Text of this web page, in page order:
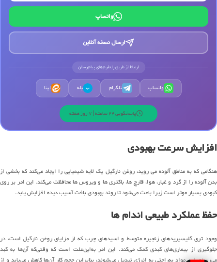
واتساپ
ارسال نسخه آنلاین
ارتباط از طریق پلتفرم‌های پیام‌رسان
واتساپ تلگرام ب بله ایتا
پاسخگویی 24 ساعته | 7 روز هفته
افزایش سرعت بهبودی
هنگامی که به مناطق آلوده می روید، روغن نارگیل یک لایه شیمیایی را ایجاد می‌کند که بخشی از
بدن آلوده را از گرد و غبار، هوا، قارچ ها، باکتری ها و ویروس ها محافظت می‌کند. این امر بر روی
کبودی بسیار موثر است زیرا باعث می‌شود تا روند بهبودی بافت آسیب دیده افزایش یابد.
حفظ عملکرد طبیعی اندام ها
وجود تری گلیسیریدهای زنجیره متوسط و اسیدهای چرب که از مزایای روغن نارگیل است، در
جلوگیری از بیماری‌های کبدی کمک می‌کند. این امر به‌این‌علت است که وقتی‌که آن‌ها به کبد